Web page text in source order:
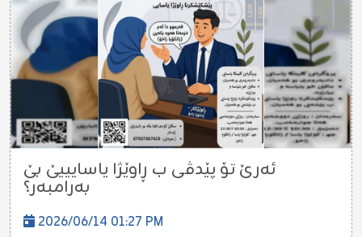
ئەرێ تۆ پێدڤی ب ڕاوێژا یاسایییێ بێ
بەرامبەر؟
2026/06/14 01:27 PM